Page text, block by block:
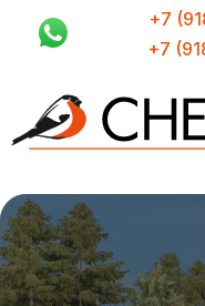
+7
+7